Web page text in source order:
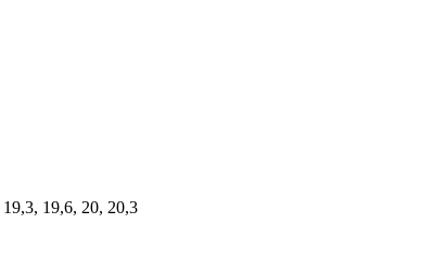
19,6, 20, 20,3